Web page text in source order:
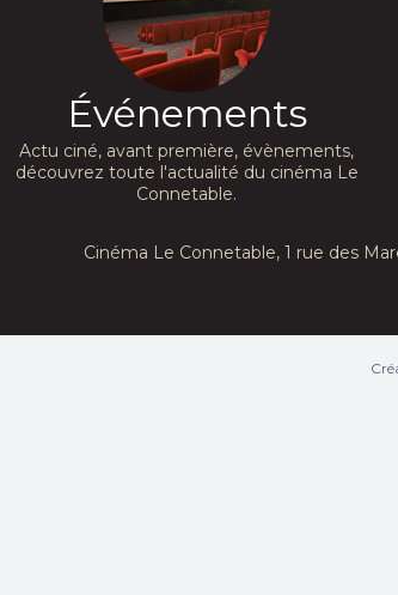
Événements
Actu ciné, avant première, évènements,
découvrez toute l'actualité du cinéma Le
Connetable.
Cinéma Le Connetable, 1 rue des